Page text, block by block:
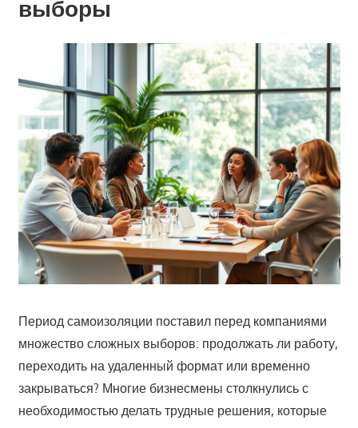
выборы
Период самоизоляции поставил перед компаниями
множество сложных выборов: продолжать ли работу,
переходить на удаленный формат или временно
закрываться? Многие бизнесмены столкнулись с
необходимостью делать трудные решения, которые